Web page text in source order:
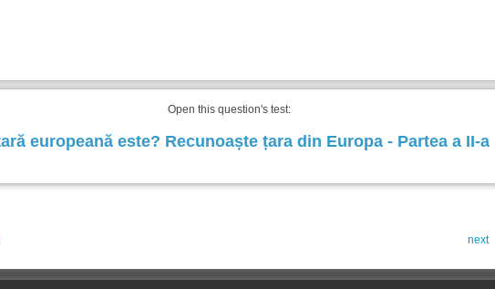
Open this question's test:
europeană este? Recunoaște țara din Europa - Partea a II-a
next